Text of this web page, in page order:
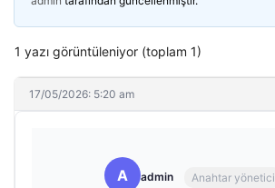
1 yazı görüntüleniyor (toplam 1)
17/05/2026: 5:20 am
A admin Anahtar yönetici